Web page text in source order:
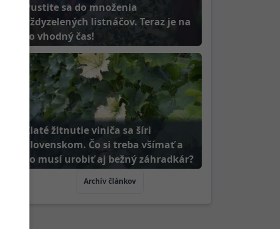
Pustite sa do množenia
vždyzelených listnáčov. Teraz je na
to vhodný čas!
Zlaté žltnutie viniča sa šíri
Slovenskom. Čo si treba všímať a
čo musí urobiť aj bežný záhradkár?
Archív článkov